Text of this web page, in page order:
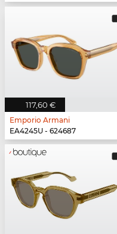
117,60 €
Emporio Armani
EA4245U - 624687